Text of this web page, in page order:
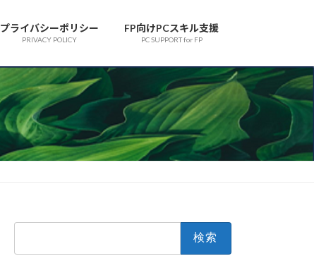
プライバシーポリシー
PRIVACY POLICY
FP向けPCスキル支援
PC SUPPORT for FP